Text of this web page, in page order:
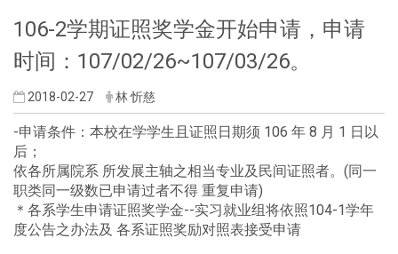
106-2学期证照奖学金开始申请，申请
时间：107/02/26~107/03/26。
2018-02-27 林 忻慈
-申请条件：本校在学学生且证照日期须 106 年 8 月 1 日以
后；
依各所属院系 所发展主轴之相当专业及民间证照者。(同一
职类同一级数已申请过者不得 重复申请)
＊各系学生申请证照奖学金--实习就业组将依照104-1学年
度公告之办法及 各系证照奖励对照表接受申请